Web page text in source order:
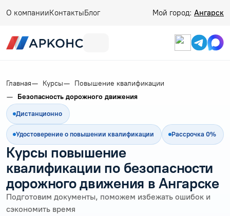
О компанииКонтактыБлог Мой город: Ангарск
Главная Курсы
Повышение квалификации
Безопасность дорожного движения
Дистанционно
Удостоверение о повышении квалификации Рассрочка 0%
Курсы повышение
квалификации по безопасности
дорожного движения в Ангарске
Подготовим документы, поможем избежать ошибок и
сэкономить время